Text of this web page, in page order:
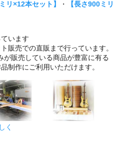
リ×12本セット】 ・
【長さ900ミリ
います
販売での直販まで行っています。
販売している商品が豊富に有る
制作にご利用いただけます。
く